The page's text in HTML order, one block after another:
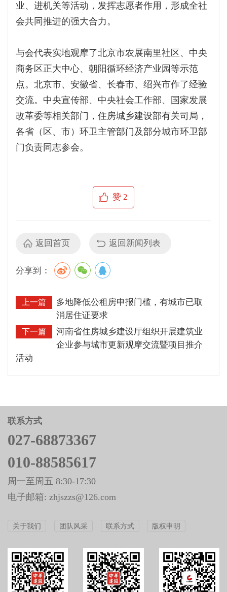
业、进机关等活动，发挥志愿者作用，形成全社
会共同推进的强大合力。
与会代表实地观摩了北京市农展南里社区、中央
商务区正大中心、朝阳循环经济产业园等示范
点。北京市、安徽省、长春市、绍兴市作了经验
交流。中央宣传部、中央社会工作部、国家发展
改革委等相关部门，住房城乡建设部有关司局，
各省（区、市）环卫主管部门及部分城市环卫部
门负责同志参会。
赞2
返回首页 返回新闻列表
分享到：
上一篇
多地降低公租房申报门槛，有城市已取
消居住证要求
下一篇
河南省住房城乡建设厅组织开展建筑业
企业参与城市更新观摩交流暨项目推介
活动
联系方式
027-68873367
010-88585617
周一至周五 8:30-17:30
电子邮箱: zhjszzs@126.com
关于我们 团队风采 联系方式 版权申明